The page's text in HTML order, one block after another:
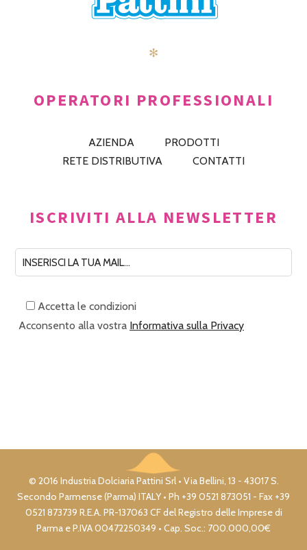
✻
OPERATORI PROFESSIONALI
AZIENDA
PRODOTTI
RETE DISTRIBUTIVA
CONTATTI
ISCRIVITI ALLA NEWSLETTER
Accetta le condizioni
Acconsento alla vostra Informativa sulla Privacy
© 2016 Industria Dolciaria Pattini Srl • Via Bellini, 13 - 43017 S.
Secondo Parmense (Parma) ITALY • Ph +39 0521 873051 - Fax +39
0521 873739 R.E.A. PR-137063 CF del Registro delle Imprese di
Parma e P.IVA 00472250349 • Cap. Soc.: 700.000,00€